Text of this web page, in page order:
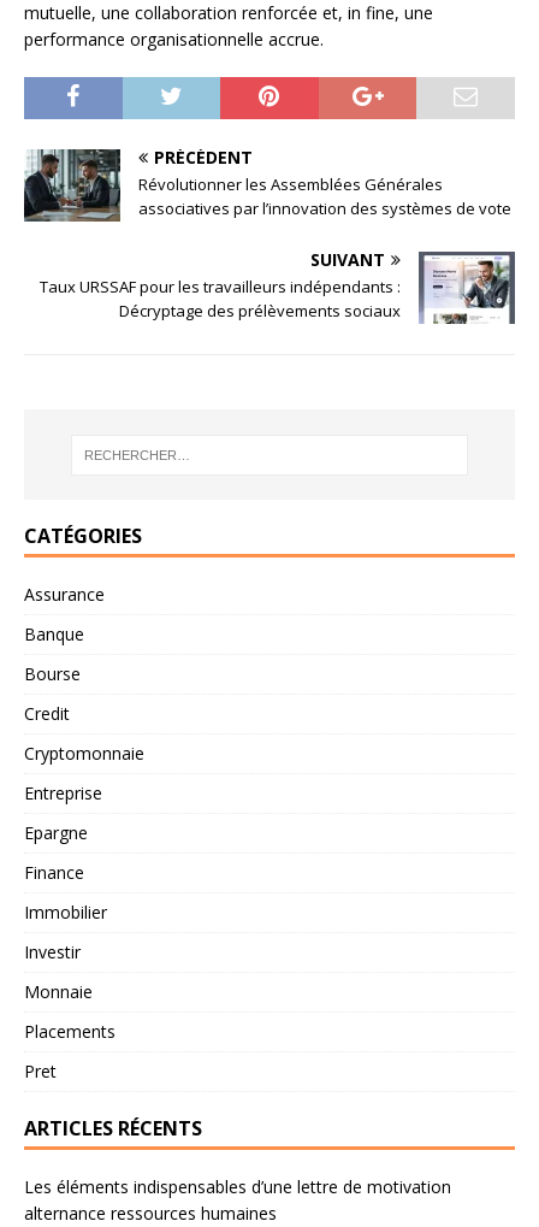
mutuelle, une collaboration renforcée et, in fine, une
performance organisationnelle accrue.
PRÉCÉDENT
Révolutionner les Assemblées Générales
associatives par l’innovation des systèmes de vote
SUIVANT
Taux URSSAF pour les travailleurs indépendants :
Décryptage des prélèvements sociaux
CATÉGORIES
Assurance
Banque
Bourse
Credit
Cryptomonnaie
Entreprise
Epargne
Finance
Immobilier
Investir
Monnaie
Placements
Pret
ARTICLES RÉCENTS
Les éléments indispensables d’une lettre de motivation
alternance ressources humaines